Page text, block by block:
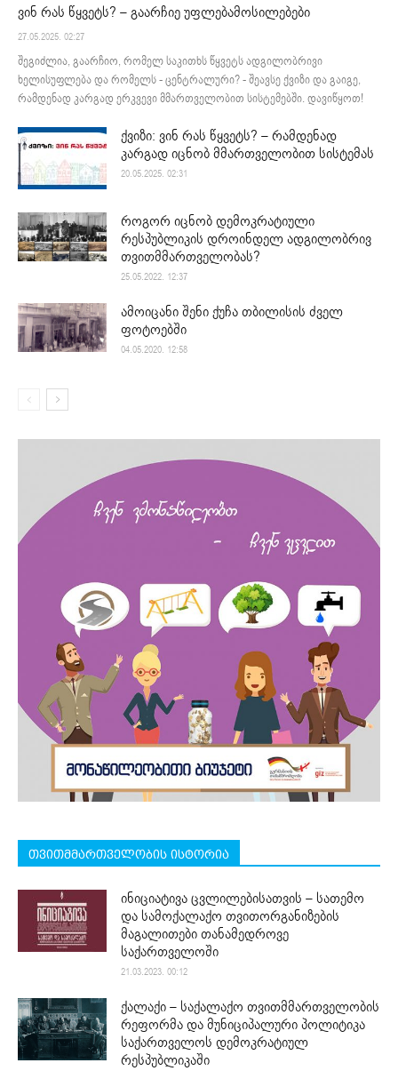
ვინ რას წყვეტს? – გაარჩიე უფლებამოსილებები
27.05.2025. 02:27
შეგიძლია, გაარჩიო, რომელ საკითხს წყვეტს ადგილობრივი
ხელისუფლება და რომელს - ცენტრალური? - შეავსე ქვიზი და გაიგე,
რამდენად კარგად ერკვევი მმართველობით სისტემებში. დავიწყოთ!
ქვიზი: ვინ რას წყვეტს? – რამდენად
კარგად იცნობ მმართველობით სისტემას
20.05.2025. 02:31
როგორ იცნობ დემოკრატიული
რესპუბლიკის დროინდელ ადგილობრივ
თვითმმართველობას?
25.05.2022. 12:37
ამოიცანი შენი ქუჩა თბილისის ძველ
ფოტოებში
04.05.2020. 12:58
თვითმმართველობის ისტორია
ინიციატივა ცვლილებისათვის – სათემო
და სამოქალაქო თვითორგანიზების
მაგალითები თანამედროვე
საქართველოში
21.03.2023. 00:12
ქალაქი – საქალაქო თვითმმართველობის
რეფორმა და მუნიციპალური პოლიტიკა
საქართველოს დემოკრატიულ
რესპუბლიკაში